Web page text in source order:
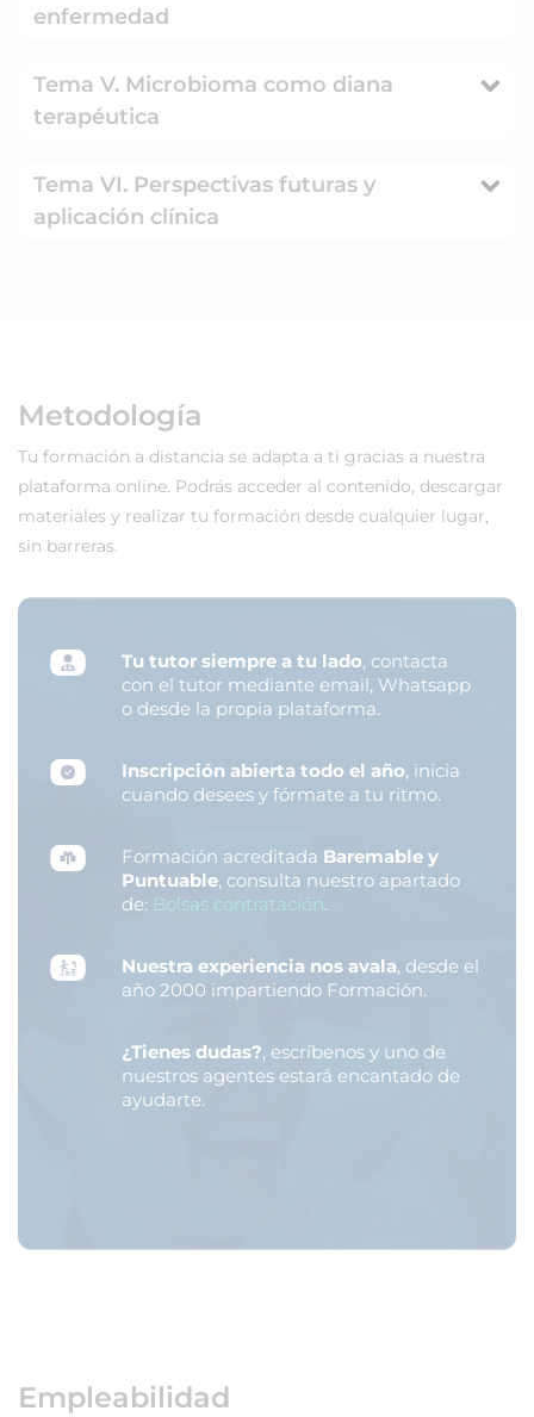
enfermedad
Tema V. Microbioma como diana
terapéutica
Tema VI. Perspectivas futuras y
aplicación clínica
Metodología
Tu formación a distancia se adapta a ti gracias a nuestra
plataforma online. Podrás acceder al contenido, descargar
materiales y realizar tu formación desde cualquier lugar,
sin barreras.
Tu tutor siempre a tu lado, contacta
con el tutor mediante email, Whatsapp
o desde la propia plataforma.
Inscripción abierta todo el año, inicia
cuando desees y fórmate a tu ritmo.
Formación acreditada Baremable y
Puntuable, consulta nuestro apartado
de: Bolsas contratación.
Nuestra experiencia nos avala, desde el
año 2000 impartiendo Formación.
¿Tienes dudas?, escríbenos y uno de
nuestros agentes estará encantado de
ayudarte.
Empleabilidad